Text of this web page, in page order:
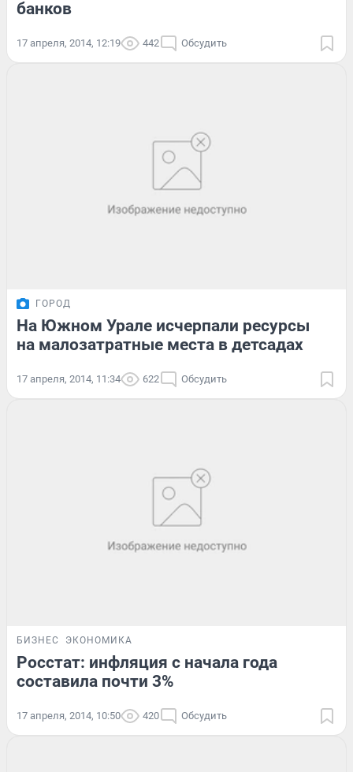
банков
17 апреля, 2014, 12:19 442 Обсудить
ГОРОД
На Южном Урале исчерпали ресурсы
на малозатратные места в детсадах
17 апреля, 2014, 11:34 622 Обсудить
БИЗНЕС ЭКОНОМИКА
Росстат: инфляция с начала года
составила почти 3%
17 апреля, 2014, 10:50 420 Обсудить